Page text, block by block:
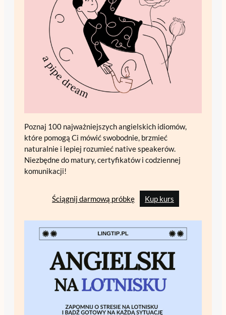
Poznaj 100 najważniejszych angielskich idiomów,
które pomogą Ci mówić swobodnie, brzmieć
naturalnie i lepiej rozumieć native speakerów.
Niezbędne do matury, certyfikatów i codziennej
komunikacji!
Ściągnij darmową próbkę Kup kurs